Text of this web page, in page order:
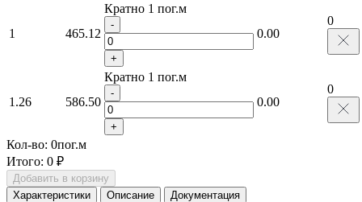
1 465.12
Кратно 1 пог.м
-
+
0.00
0
1.26 586.50
Кратно 1 пог.м
-
+
0.00
0
Кол-во: 0пог.м
Итого: 0 ₽
Добавить в корзину
Характеристики
Описание Документация